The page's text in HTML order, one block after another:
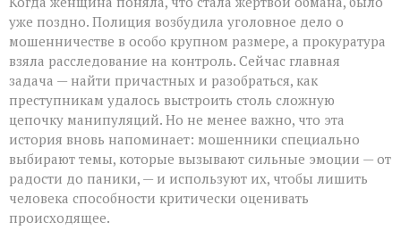
уже поздно. Полиция возбудила уголовное дело о
мошенничестве в особо крупном размере, а прокуратура
взяла расследование на контроль. Сейчас главная
задача — найти причастных и разобраться, как
преступникам удалось выстроить столь сложную
цепочку манипуляций. Но не менее важно, что эта
история вновь напоминает: мошенники специально
выбирают темы, которые вызывают сильные эмоции — от
радости до паники, — и используют их, чтобы лишить
человека способности критически оценивать
происходящее.